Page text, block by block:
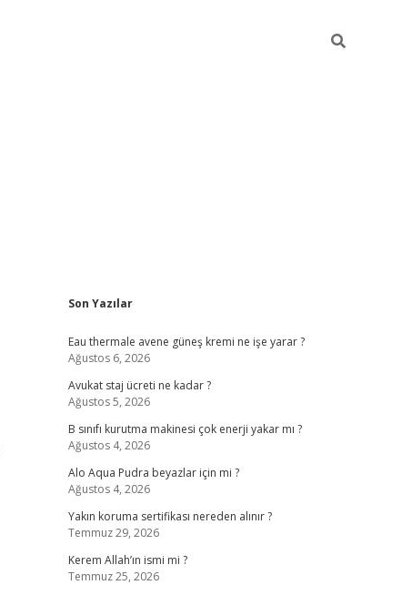
Sidebar
Son Yazılar
Eau thermale avene güneş kremi ne işe yarar ?
Ağustos 6, 2026
Avukat staj ücreti ne kadar ?
Ağustos 5, 2026
B sınıfı kurutma makinesi çok enerji yakar mı ?
Ağustos 4, 2026
Alo Aqua Pudra beyazlar için mi ?
Ağustos 4, 2026
Yakın koruma sertifikası nereden alınır ?
Temmuz 29, 2026
Kerem Allah’ın ismi mi ?
Temmuz 25, 2026